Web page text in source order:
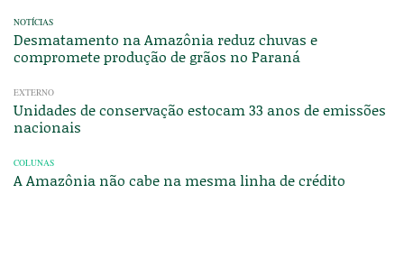
NOTÍCIAS
Desmatamento na Amazônia reduz chuvas e
compromete produção de grãos no Paraná
EXTERNO
Unidades de conservação estocam 33 anos de emissões
nacionais
COLUNAS
A Amazônia não cabe na mesma linha de crédito